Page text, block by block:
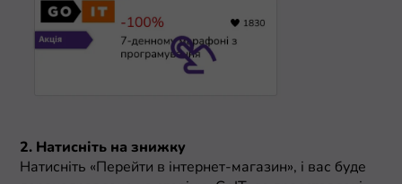
2. Натисніть на знижку
Натисніть «Перейти в інтернет-магазин», і вас буде